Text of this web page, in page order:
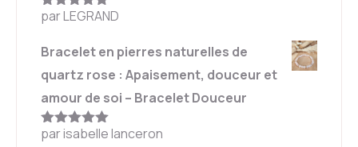
Note5sur
par LEGRAND
Bracelet en pierres naturelles de
quartz rose : Apaisement, douceur et
amour de soi – Bracelet Douceur
Note5sur
par isabelle lanceron